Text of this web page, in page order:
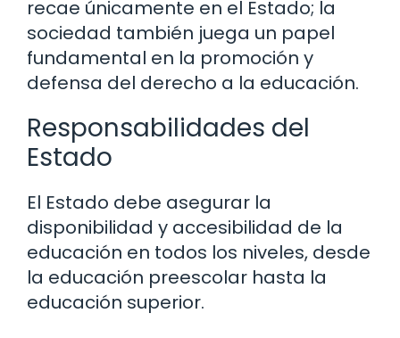
recae únicamente en el Estado; la
sociedad también juega un papel
fundamental en la promoción y
defensa del derecho a la educación.
Responsabilidades del
Estado
El Estado debe asegurar la
disponibilidad y accesibilidad de la
educación en todos los niveles, desde
la educación preescolar hasta la
educación superior.